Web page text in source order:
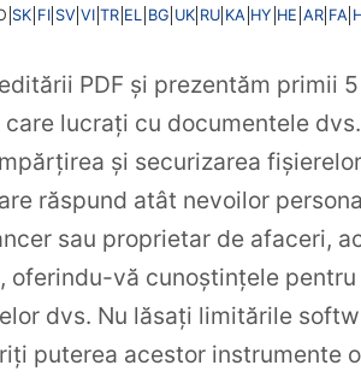
SK FI SV VI TR EL BG UK RU KA HY HE AR FA
PDF și prezentăm primii
lucrați cu documentele dvs.
și securizarea
răspund atât nevoilor
sau proprietar de afaceri,
vă cunoștințele
dvs. Nu lăsați limitările
puterea acestor instrumente